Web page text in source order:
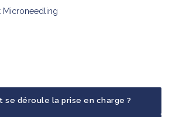
Microneedling
se déroule la prise en charge ?